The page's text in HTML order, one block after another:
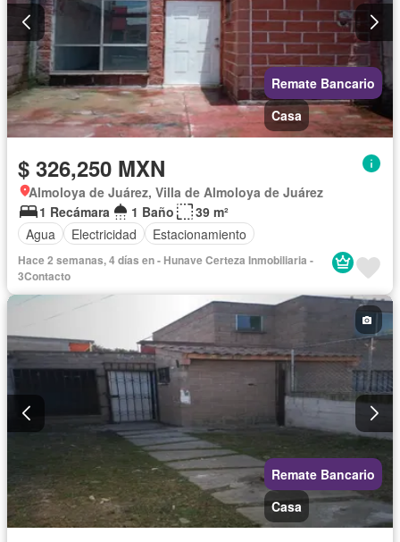
Remate Bancario
Casa
$ 326,250 MXN
Almoloya de Juárez, Villa de Almoloya de Juárez
1 Recámara
1 Baño
39 m²
Agua
Electricidad Estacionamiento
Hace 2 semanas, 4 días en - Hunave Certeza Inmobiliaria -
3Contacto
Remate Bancario
Casa